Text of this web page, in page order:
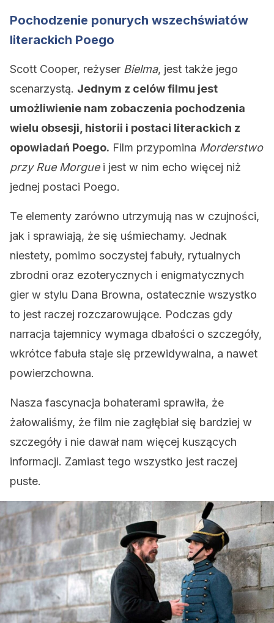
Pochodzenie ponurych wszechświatów
literackich Poego
Scott Cooper, reżyser Bielma, jest także jego
scenarzystą. Jednym z celów filmu jest
umożliwienie nam zobaczenia pochodzenia
wielu obsesji, historii i postaci literackich z
opowiadań Poego. Film przypomina Morderstwo
przy Rue Morguei jest w nim echo więcej niż
jednej postaci Poego.
Te elementy zarówno utrzymują nas w czujności,
jak i sprawiają, że się uśmiechamy. Jednak
niestety, pomimo soczystej fabuły, rytualnych
zbrodni oraz ezoterycznych i enigmatycznych
gier w stylu Dana Browna, ostatecznie wszystko
to jest raczej rozczarowujące. Podczas gdy
narracja tajemnicy wymaga dbałości o szczegóły,
wkrótce fabuła staje się przewidywalna, a nawet
powierzchowna.
Nasza fascynacja bohaterami sprawiła, że
żałowaliśmy, że film nie zagłębiał się bardziej w
szczegóły i nie dawał nam więcej kuszących
informacji. Zamiast tego wszystko jest raczej
puste.